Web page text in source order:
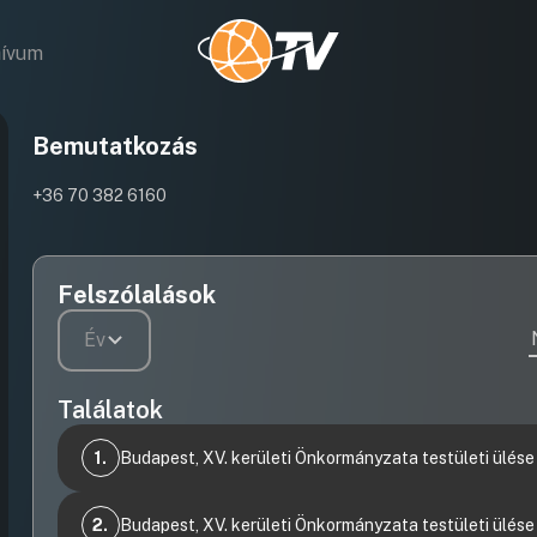
Bemutatkozás
+36 70 382 6160
Felszólalások
Év
Találatok
1. Budapest, XV. kerületi Önkormányzata testületi
1.Előterjesztés a települési támogatás
2. Budapest, XV. kerületi Önkormányzata testületi